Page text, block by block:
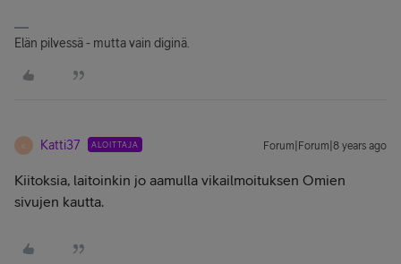
Elän pilvessä - mutta vain diginä.
K Katti37 ALOITTAJA Forum|Forum|8 years ago
Kiitoksia, laitoinkin jo aamulla vikailmoituksen Omien
sivujen kautta.